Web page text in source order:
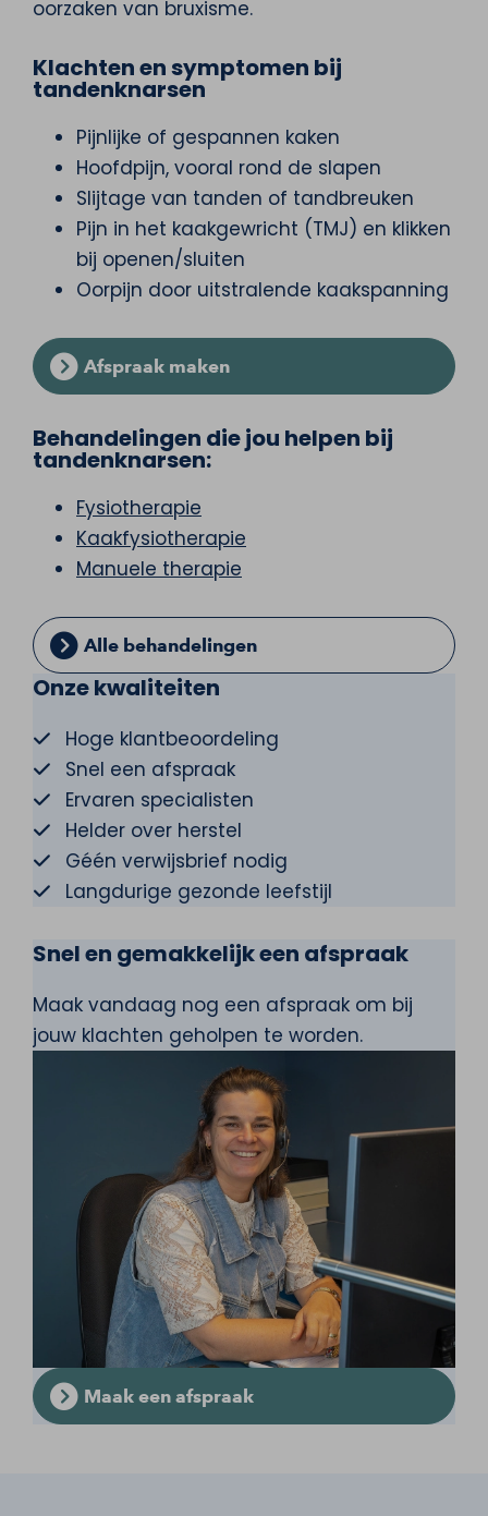
oorzaken van bruxisme.
Klachten en symptomen bij
tandenknarsen
Pijnlijke of gespannen kaken
Hoofdpijn, vooral rond de slapen
Slijtage van tanden of tandbreuken
Pijn in het kaakgewricht (TMJ) en klikken
bij openen/sluiten
Oorpijn door uitstralende kaakspanning
Afspraak maken
Behandelingen die jou helpen bij
tandenknarsen:
Fysiotherapie
Kaakfysiotherapie
Manuele therapie
Alle behandelingen
Onze kwaliteiten
Hoge klantbeoordeling
Snel een afspraak
Ervaren specialisten
Helder over herstel
Géén verwijsbrief nodig
Langdurige gezonde leefstijl
Snel en gemakkelijk een afspraak
Maak vandaag nog een afspraak om bij
jouw klachten geholpen te worden.
Maak een afspraak